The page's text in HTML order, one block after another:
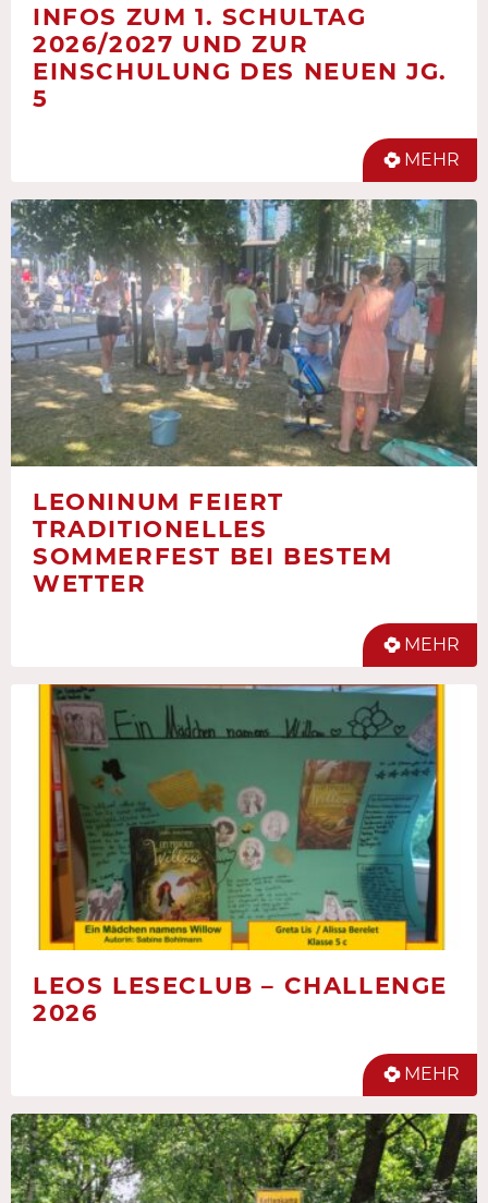
INFOS ZUM 1. SCHULTAG
2026/2027 UND ZUR
EINSCHULUNG DES NEUEN JG.
5
MEHR
LEONINUM FEIERT
TRADITIONELLES
SOMMERFEST BEI BESTEM
WETTER
MEHR
LEOS LESECLUB – CHALLENGE
2026
MEHR